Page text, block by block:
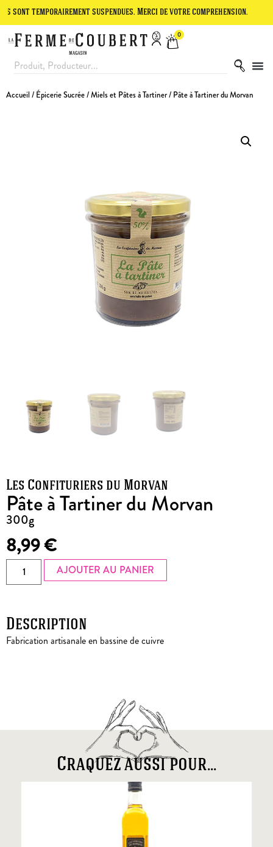
suspendues. Merci de votre compréhension. Le site
0
Accueil / Épicerie Sucrée/Miels et Pâtes à Tartiner/ Pâte à Tartiner du Morvan
Les Confituriers du Morvan
Pâte à Tartiner du Morvan
300g
8,99€
AJOUTER AU PANIER
Description
Fabrication artisanale en bassine de cuivre
Craquez aussi pour...